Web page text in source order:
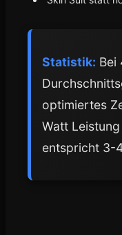
Statistik: Bei
optimiertes
Watt
entspricht 3-